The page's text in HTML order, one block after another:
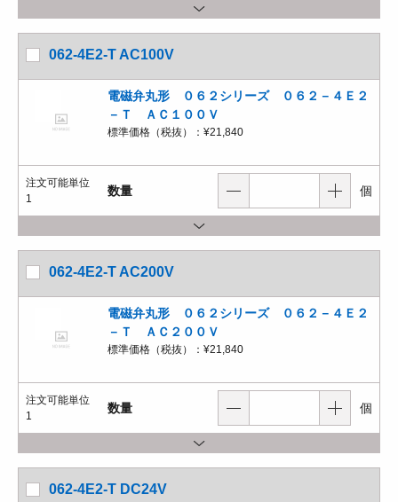
062-4E2-T AC100V
電磁弁丸形 ０６２シリーズ ０６２－４Ｅ２
－Ｔ ＡＣ１００Ｖ
標準価格（税抜）： ¥21,840
注文可能単位
1
数量 個
062-4E2-T AC200V
電磁弁丸形 ０６２シリーズ ０６２－４Ｅ２
－Ｔ ＡＣ２００Ｖ
標準価格（税抜）： ¥21,840
注文可能単位
1
数量 個
062-4E2-T DC24V